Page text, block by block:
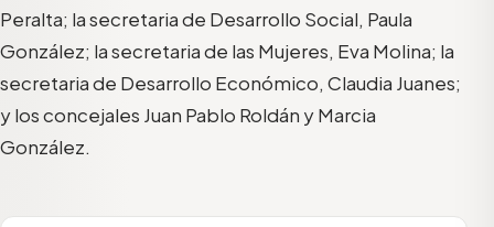
Peralta; la secretaria de Desarrollo Social, Paula
González; la secretaria de las Mujeres, Eva Molina; la
secretaria de Desarrollo Económico, Claudia Juanes;
y los concejales Juan Pablo Roldán y Marcia
González.